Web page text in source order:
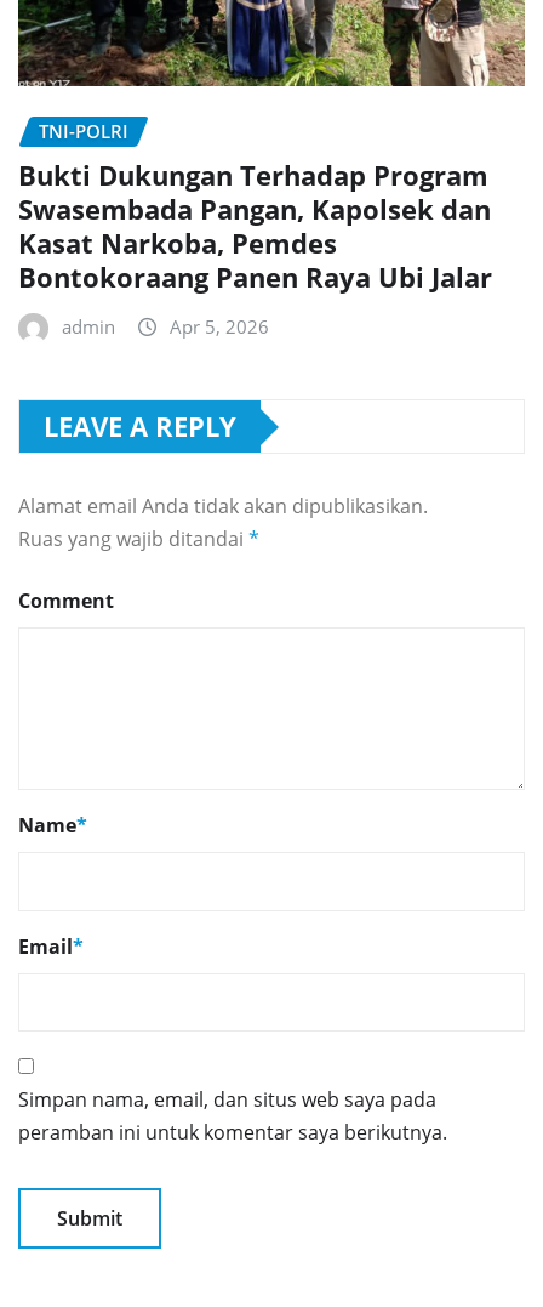
TNI-POLRI
Bukti Dukungan Terhadap Program
Swasembada Pangan, Kapolsek dan
Kasat Narkoba, Pemdes
Bontokoraang Panen Raya Ubi Jalar
admin Apr 5, 2026
LEAVE A REPLY
Alamat email Anda tidak akan dipublikasikan.
Ruas yang wajib ditandai *
Comment
Name*
Email*
Simpan nama, email, dan situs web saya pada
peramban ini untuk komentar saya berikutnya.